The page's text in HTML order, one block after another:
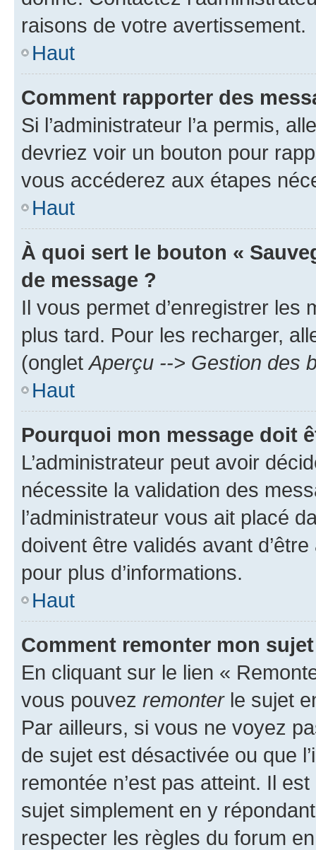
raisons de votre avertissement.
Haut
Comment rapporter des
Si l’administrateur l’a permis,
devriez voir un bouton pour
vous accéderez aux étapes
Haut
À quoi sert le bouton «
de message ?
Il vous permet d’enregistrer
plus tard. Pour les recharger,
(ongletAperçu --> Gestion des
Haut
Pourquoi mon message doit
L’administrateur peut avoir
nécessite la validation des
l’administrateur vous ait placé
doivent être validés avant
pour plus d’informations.
Haut
Comment remonter mon
En cliquant sur le lien «
vous pouvez remonterle sujet
Par ailleurs, si vous ne voyez
de sujet est désactivée ou que
remontée n’est pas atteint. Il
sujet simplement en y
respecter les règles du forum